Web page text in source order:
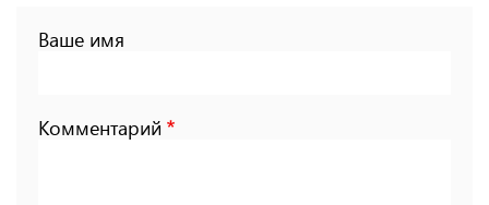
Ваше имя
Комментарий